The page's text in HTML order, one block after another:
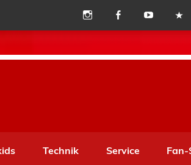
Technik Service Fan-